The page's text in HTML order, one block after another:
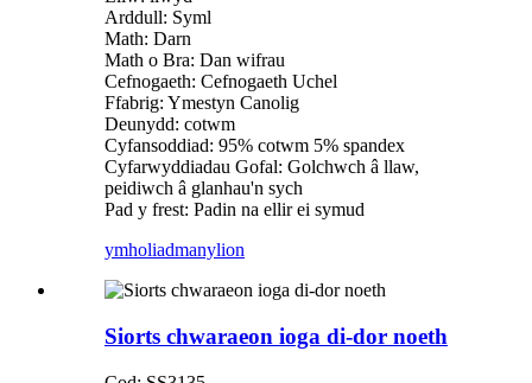
Arddull: Syml
Math: Darn
Math o Bra: Dan wifrau
Cefnogaeth: Cefnogaeth Uchel
Ffabrig: Ymestyn Canolig
Deunydd: cotwm
Cyfansoddiad: 95% cotwm 5% spandex
Cyfarwyddiadau Gofal: Golchwch â llaw,
peidiwch â glanhau'n sych
Pad y frest: Padin na ellir ei symud
ymholiadmanylion
Siorts chwaraeon ioga di-dor noeth